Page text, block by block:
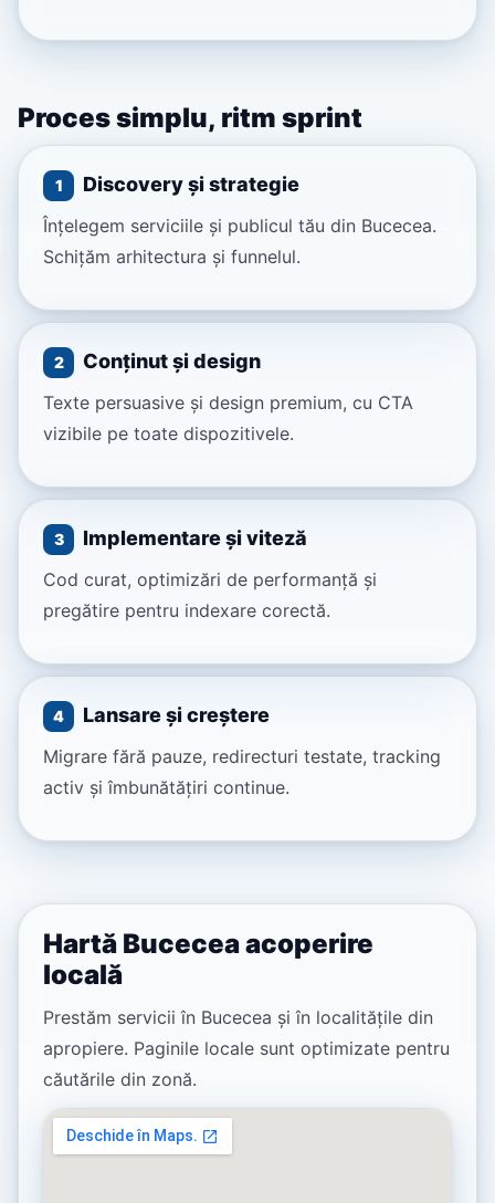
Proces simplu, ritm sprint
1 Discovery și strategie
Înțelegem serviciile și publicul tău din Bucecea.
Schițăm arhitectura și funnelul.
2 Conținut și design
Texte persuasive și design premium, cu CTA
vizibile pe toate dispozitivele.
3 Implementare și viteză
Cod curat, optimizări de performanță și
pregătire pentru indexare corectă.
4 Lansare și creștere
Migrare fără pauze, redirecturi testate, tracking
activ și îmbunătățiri continue.
Hartă Bucecea acoperire
locală
Prestăm servicii în Bucecea și în localitățile din
apropiere. Paginile locale sunt optimizate pentru
căutările din zonă.